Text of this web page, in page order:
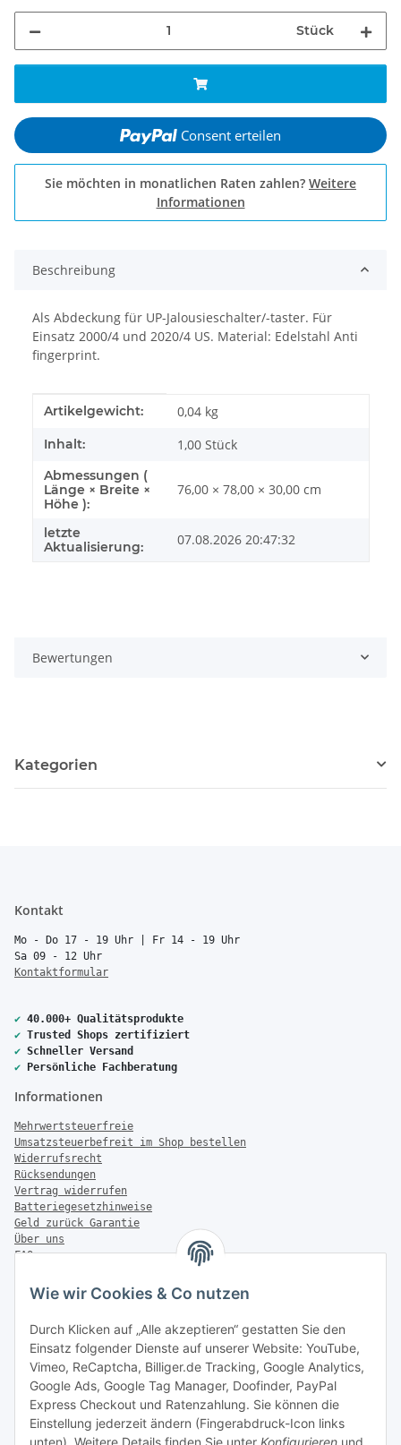
Wie wir Cookies & Co nutzen
Durch Klicken auf „Alle akzeptieren“ gestatten Sie den
Einsatz folgender Dienste auf unserer Website: YouTube,
Vimeo, ReCaptcha, Billiger.de Tracking, Google Analytics,
Google Ads, Google Tag Manager, Doofinder, PayPal
Express Checkout und Ratenzahlung. Sie können die
Einstellung jederzeit ändern (Fingerabdruck-Icon links
Stück
Consent erteilen
Sie möchten in monatlichen Raten zahlen? Weitere
Informationen
Beschreibung
Als Abdeckung für UP-Jalousieschalter/-taster. Für
Einsatz 2000/4 und 2020/4 US. Material: Edelstahl Anti
fingerprint.
Produkteigenschaft
Wert
Artikelgewicht: 0,04 kg
Inhalt: 1,00 Stück
Abmessungen (
Länge × Breite ×
Höhe ):
76,00 × 78,00 × 30,00 cm
letzte
Aktualisierung:
07.08.2026 20:47:32
Bewertungen
Kategorien
Kontakt
Mo - Do 17 - 19 Uhr | Fr 14 - 19 Uhr
Sa 09 - 12 Uhr
Kontaktformular
✔ 40.000+ Qualitätsprodukte
✔ Trusted Shops zertifiziert
✔ Schneller Versand
✔ Persönliche Fachberatung
Informationen
Mehrwertsteuerfreie
Umsatzsteuerbefreit im Shop bestellen
Widerrufsrecht
Rücksendungen
Vertrag widerrufen
Batteriegesetzhinweise
Geld zurück Garantie
Über uns
FAQ
Zahlung & Versand
Versandinformationen